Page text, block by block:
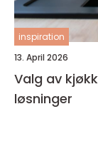
inspiration
13. April 2026
Valg av kjøkkenvask
løsninger